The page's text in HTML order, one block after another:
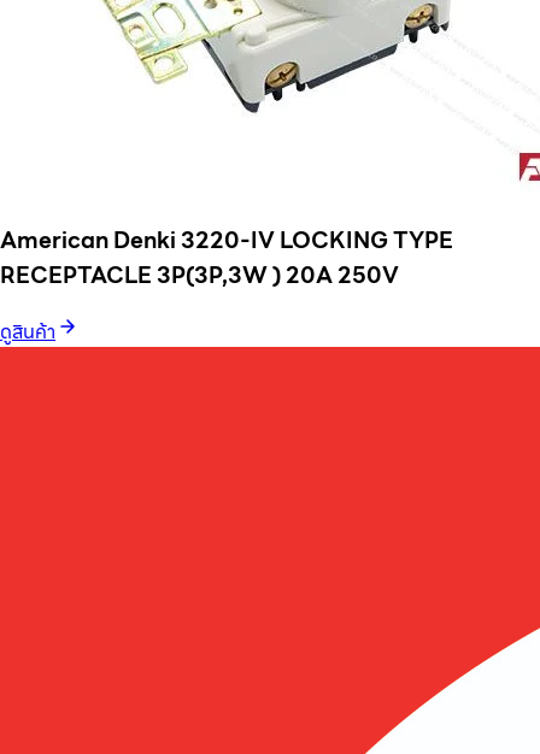
American Denki 3220-IV LOCKING TYPE
RECEPTACLE 3P(3P,3W ) 20A 250V
ดูสินค้า